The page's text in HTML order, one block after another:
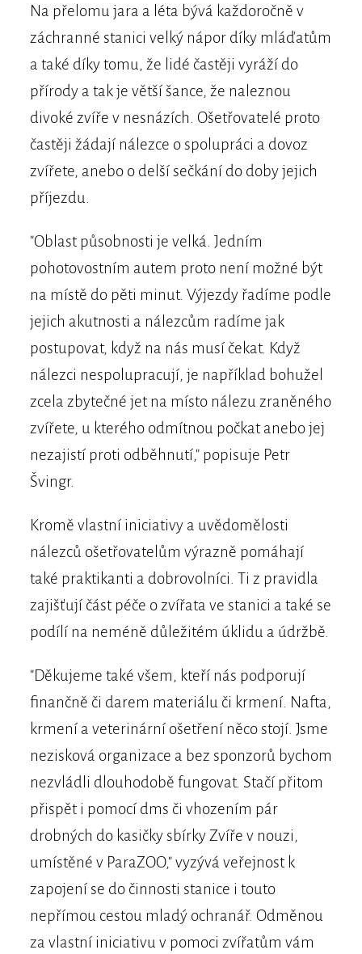
Na přelomu jara a léta bývá každoročně v
záchranné stanici velký nápor díky mláďatům
a také díky tomu, že lidé častěji vyráží do
přírody a tak je větší šance, že naleznou
divoké zvíře v nesnázích. Ošetřovatelé proto
častěji žádají nálezce o spolupráci a dovoz
zvířete, anebo o delší sečkání do doby jejich
příjezdu.
"Oblast působnosti je velká. Jedním
pohotovostním autem proto není možné být
na místě do pěti minut. Výjezdy řadíme podle
jejich akutnosti a nálezcům radíme jak
postupovat, když na nás musí čekat. Když
nálezci nespolupracují, je například bohužel
zcela zbytečné jet na místo nálezu zraněného
zvířete, u kterého odmítnou počkat anebo jej
nezajistí proti odběhnutí," popisuje Petr
Švingr.
Kromě vlastní iniciativy a uvědomělosti
nálezců ošetřovatelům výrazně pomáhají
také praktikanti a dobrovolníci. Ti z pravidla
zajišťují část péče o zvířata ve stanici a také se
podílí na neméně důležitém úklidu a údržbě.
"Děkujeme také všem, kteří nás podporují
finančně či darem materiálu či krmení. Nafta,
krmení a veterinární ošetření něco stojí. Jsme
nezisková organizace a bez sponzorů bychom
nezvládli dlouhodobě fungovat. Stačí přitom
přispět i pomocí dms či vhozením pár
drobných do kasičky sbírky Zvíře v nouzi,
umístěné v ParaZOO," vyzývá veřejnost k
zapojení se do činnosti stanice i touto
nepřímou cestou mladý ochranář. Odměnou
za vlastní iniciativu v pomoci zvířatům vám